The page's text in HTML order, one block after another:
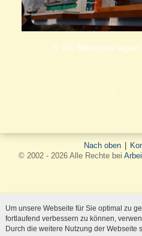
© Die Bildrechte
Nach oben
© 2002 - 2026 Alle Rechte bei
Um unsere Webseite für Sie optimal zu
fortlaufend verbessern zu können,
Durch die weitere Nutzung der Webseite